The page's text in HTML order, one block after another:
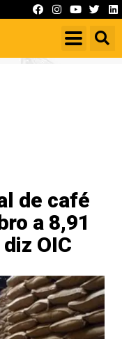
de café
a 8,91
OIC